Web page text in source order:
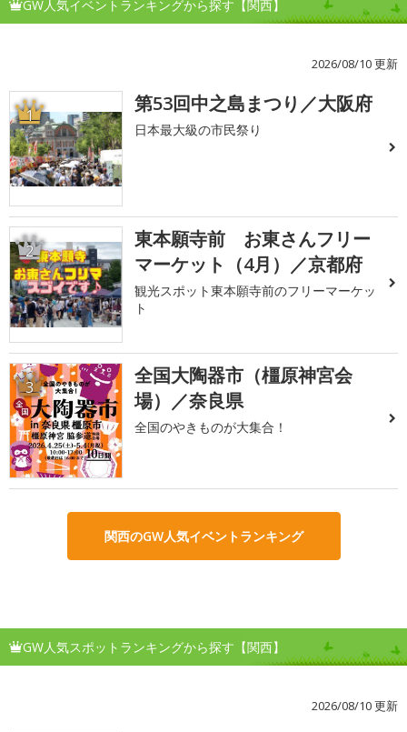
GW人気イベントランキングから探す【関西】
2026/08/10 更新
1 第53回中之島まつり／大阪府
日本最大級の市民祭り
2
東本願寺前 お東さんフリー
マーケット（4月）／京都府
観光スポット東本願寺前のフリーマーケッ
ト
3
全国大陶器市（橿原神宮会
場）／奈良県
全国のやきものが大集合！
関西のGW人気イベントランキング
GW人気スポットランキングから探す【関西】
2026/08/10 更新